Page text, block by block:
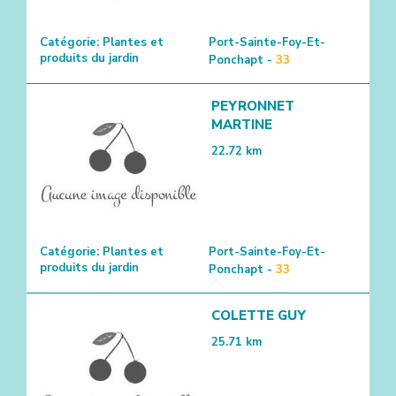
Catégorie: Plantes et
produits du jardin
Port-Sainte-Foy-Et-
Ponchapt - 33
PEYRONNET
MARTINE
22.72 km
Catégorie: Plantes et
produits du jardin
Port-Sainte-Foy-Et-
Ponchapt - 33
COLETTE GUY
25.71 km